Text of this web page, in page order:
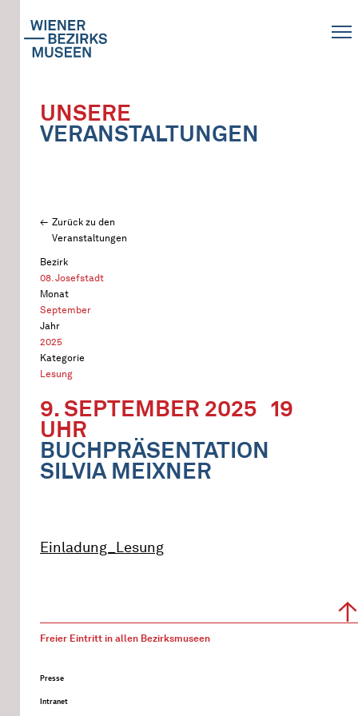
UNSERE
VERANSTALTUNGEN
Zurück zu den
Veranstaltungen
Bezirk
08. Josefstadt
Monat
September
Jahr
2025
Kategorie
Lesung
9. SEPTEMBER 2025 19
UHR
BUCHPRÄSENTATION
SILVIA MEIXNER
Einladung_Lesung
Freier Eintritt in allen Bezirksmuseen
Presse
Intranet